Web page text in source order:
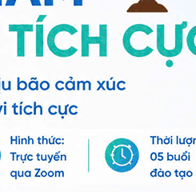
Kết quả sinh thiết
hợp:
u chỉ là tình trạng